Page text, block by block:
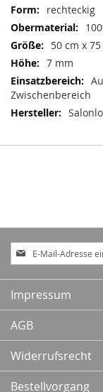
rechteckig
50 cm x
7 mm
Zwischenbereich
Anmeldung
zum
Newsletter:
Impressum
AGB
Widerrufsrecht
Bestellvorgang